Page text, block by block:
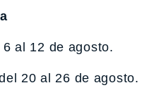
6 al 12 de agosto.
20 al 26 de agosto.